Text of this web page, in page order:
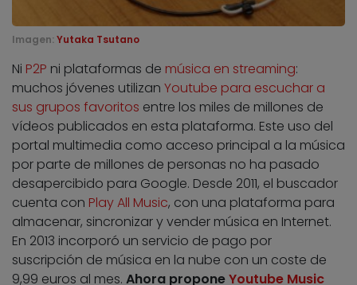
Imagen: Yutaka Tsutano
Ni P2P ni plataformas de música en streaming:
muchos jóvenes utilizan Youtube para escuchar a
sus grupos favoritos entre los miles de millones de
vídeos publicados en esta plataforma. Este uso del
portal multimedia como acceso principal a la música
por parte de millones de personas no ha pasado
desapercibido para Google. Desde 2011, el buscador
cuenta con Play All Music, con una plataforma para
almacenar, sincronizar y vender música en Internet.
En 2013 incorporó un servicio de pago por
suscripción de música en la nube con un coste de
9,99 euros al mes. Ahora proponeYoutube Music